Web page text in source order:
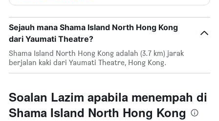
Sejauh mana Shama Island North Hong Kong
dari Yaumati Theatre?
Shama Island North Hong Kong adalah (3.7 km) jarak
berjalan kaki dari Yaumati Theatre, Hong Kong.
Soalan Lazim apabila menempah di
Shama Island North Hong Kong